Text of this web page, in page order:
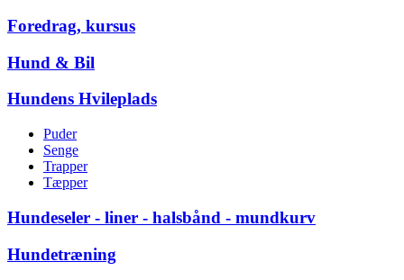
Foredrag, kursus
Hund & Bil
Hundens Hvileplads
Puder
Senge
Trapper
Tæpper
Hundeseler - liner - halsbånd - mundkurv
Hundetræning